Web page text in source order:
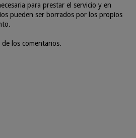
para prestar el servicio y en
pueden ser borrados por los propios
los comentarios.